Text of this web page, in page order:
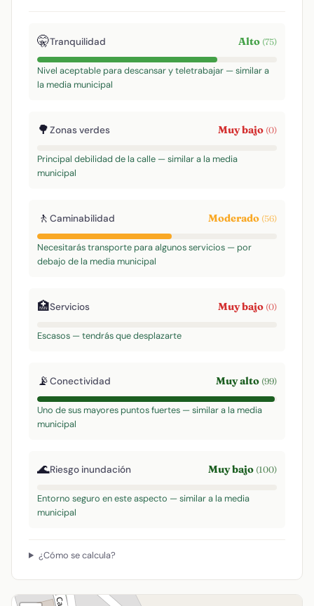
🤫Tranquilidad Alto (75)
Nivel aceptable para descansar y teletrabajar — similar a
la media municipal
🌳Zonas verdes Muy bajo (0)
Principal debilidad de la calle — similar a la media
municipal
🚶 Caminabilidad Moderado (56)
Necesitarás transporte para algunos servicios — por
debajo de la media municipal
🏥Servicios Muy bajo (0)
Escasos — tendrás que desplazarte
📡Conectividad Muy alto (99)
Uno de sus mayores puntos fuertes — similar a la media
municipal
🌊Riesgo inundación Muy bajo (100)
Entorno seguro en este aspecto — similar a la media
municipal
¿Cómo se calcula?